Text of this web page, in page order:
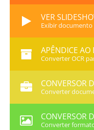
VER
Exibir
APÊNDICE
Converter OCR
CONVERSOR
Converter
CONVERSOR
Converter